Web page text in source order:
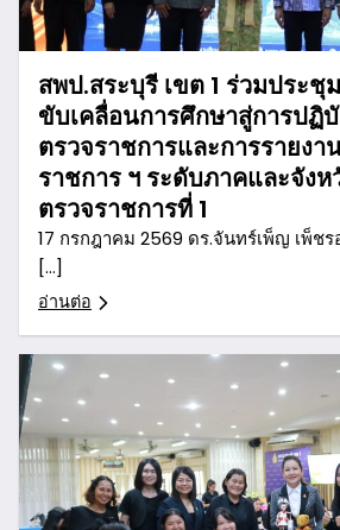
สพป.สระบุรี เขต 1 ร่วมประ
ขับเคลื่อนการศึกษาสู่การปฏิ
ตรวจราชการและการรายงา
ราชการ ฯ ระดับภาคและจัง
ตรวจราชการที่ 1
17 กรกฎาคม 2569 ดร.จันทร์เพ็ญ เพ็ช
[…]
อ่านต่อ